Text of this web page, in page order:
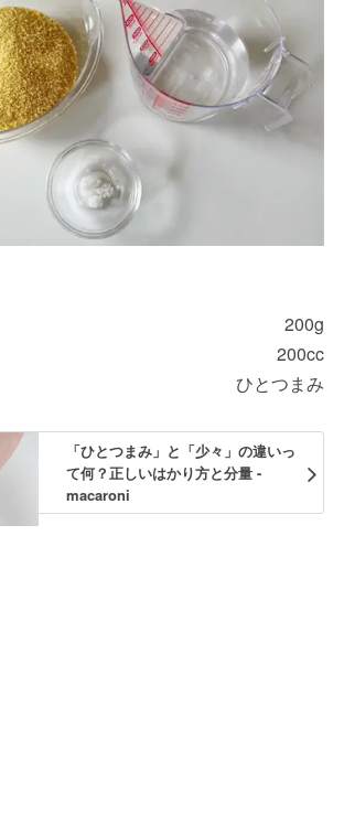
200g
200cc
ひとつまみ
「ひとつまみ」と「少々」の違いっ
て何？正しいはかり方と分量 -
macaroni